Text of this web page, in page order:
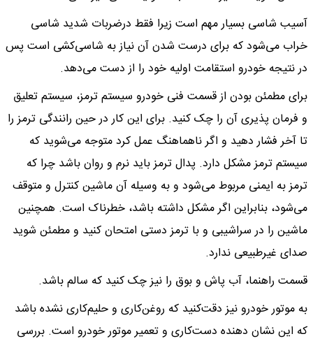
آسیب شاسی بسیار مهم است زیرا فقط درضربات شدید شاسی
خراب می‌شود که برای درست شدن آن نیاز به شاسی‌کشی است پس
در نتیجه خودرو استقامت اولیه خود را از دست می‌دهد.
برای مطمئن بودن از قسمت فنی خودرو سیستم ترمز، سیستم تعلیق
و فرمان پذیری آن را چک کنید. برای این کار در حین رانندگی ترمز را
تا آخر فشار دهید و اگر ناهماهنگ عمل کرد متوجه می‌شوید که
سیستم ترمز مشکل دارد. پدال ترمز باید نرم و روان باشد چرا که
ترمز به ایمنی مربوط می‌شود و به وسیله آن ماشین کنترل و متوقف
می‌شود، بنابراین اگر مشکل داشته باشد، خطرناک است. همچنین
ماشین را در سراشیبی و با ترمز دستی امتحان کنید و مطمئن شوید
صدای غیرطبیعی ندارد.
قسمت راهنما، آب پاش و بوق را نیز چک کنید که سالم باشد.
به موتور خودرو نیز دقت‌کنید که روغن‌کاری و حلیم‌کاری نشده باشد
که این نشان دهنده دست‌کاری و تعمیر موتور خودرو است. بررسی